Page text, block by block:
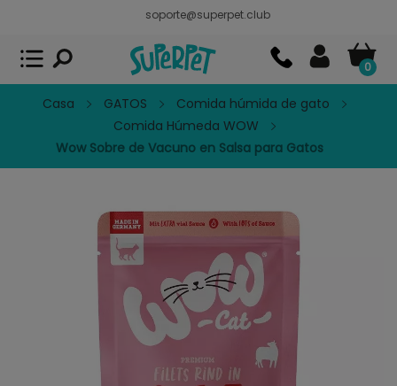
soporte@superpet.club
0
Casa GATOS
Comida húmida de gato
Comida Húmeda WOW
Wow Sobre de Vacuno en Salsa para Gatos
Superpet, comida para mascotas
APP GRATIS - En Google Play